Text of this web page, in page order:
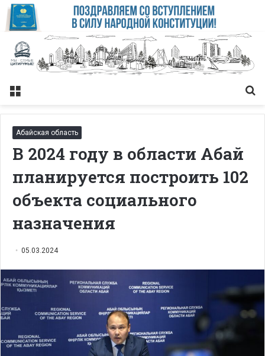
Меню
Абайская область
В 2024 году в области Абай
планируется построить 102
объекта социального
назначения
05.03.2024